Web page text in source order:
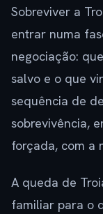
Sobreviver a
entrar numa
negociação:
salvo e o que
sequência de
sobrevivência,
forçada, com a
A queda de
familiar para o